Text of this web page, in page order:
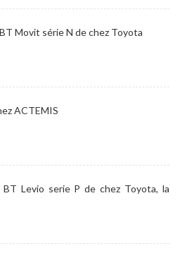
Movit série N de chez Toyota
ACTEMIS
BT Levio serie P de chez Toyota, la